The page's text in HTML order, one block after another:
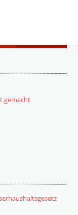
gemacht